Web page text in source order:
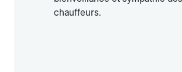
chauffeurs.